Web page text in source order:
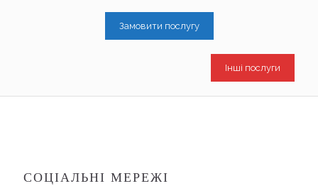
Замовити послугу
Інші послуги
СОЦІАЛЬНІ МЕРЕЖІ